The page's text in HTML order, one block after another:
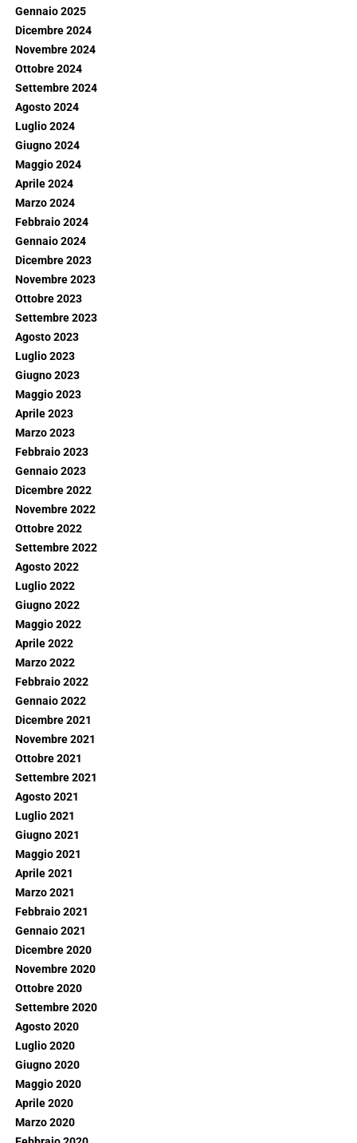
Gennaio 2025
Dicembre 2024
Novembre 2024
Ottobre 2024
Settembre 2024
Agosto 2024
Luglio 2024
Giugno 2024
Maggio 2024
Aprile 2024
Marzo 2024
Febbraio 2024
Gennaio 2024
Dicembre 2023
Novembre 2023
Ottobre 2023
Settembre 2023
Agosto 2023
Luglio 2023
Giugno 2023
Maggio 2023
Aprile 2023
Marzo 2023
Febbraio 2023
Gennaio 2023
Dicembre 2022
Novembre 2022
Ottobre 2022
Settembre 2022
Agosto 2022
Luglio 2022
Giugno 2022
Maggio 2022
Aprile 2022
Marzo 2022
Febbraio 2022
Gennaio 2022
Dicembre 2021
Novembre 2021
Ottobre 2021
Settembre 2021
Agosto 2021
Luglio 2021
Giugno 2021
Maggio 2021
Aprile 2021
Marzo 2021
Febbraio 2021
Gennaio 2021
Dicembre 2020
Novembre 2020
Ottobre 2020
Settembre 2020
Agosto 2020
Luglio 2020
Giugno 2020
Maggio 2020
Aprile 2020
Marzo 2020